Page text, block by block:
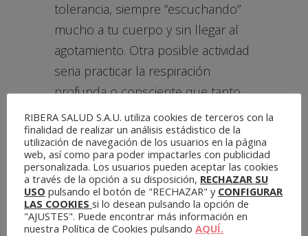
tolerancia, siempre “escuchando”
mucho a tu cuerpo y sin llegar al
agotamiento. Otra posible actividad
seria practicar la respiración
profunda o consciente que tanto
nos va ayudar durante todo el
proceso de la gestación, e incluso
más adelante en el trabajo de
parto.
Tanto en el segundo como en el
tercer trimestre se podrá aumentar
RIBERA SALUD S.A.U. utiliza cookies de terceros con la
finalidad de realizar un análisis estádistico de la
utilización de navegación de los usuarios en la página
web, así como para poder impactarles con publicidad
personalizada. Los usuarios pueden aceptar las cookies
a través de la opción a su disposición, RECHAZAR SU
USO pulsando el botón de "RECHAZAR" y CONFIGURAR
LAS COOKIES si lo desean pulsando la opción de
"AJUSTES". Puede encontrar más información en
nuestra Política de Cookies pulsando AQUÍ.